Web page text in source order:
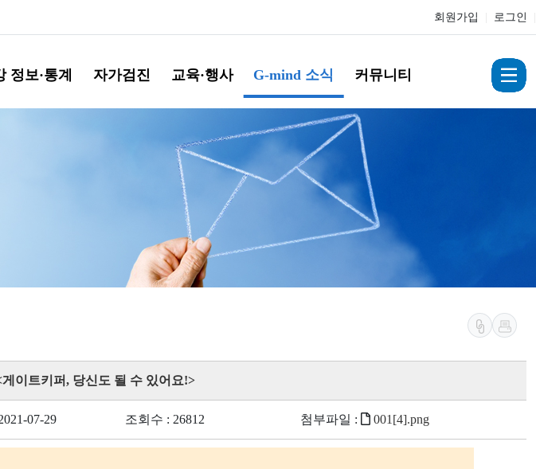
회원가입 로그인
정보·통계 자가검진 교육·행사 G-mind 소식 커뮤니티
이트키퍼, 당신도 될 수 있어요!>
07-29 조회수 : 26812 첨부파일 : 001[4].png